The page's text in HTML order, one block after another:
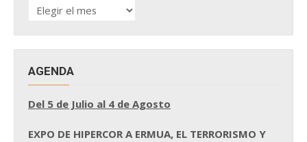
HISTÓRICO
DE
AGENDA
Del 5 de Julio al 4 de Agosto
EXPO DE HIPERCOR A ERMUA, EL TERRORISMO Y